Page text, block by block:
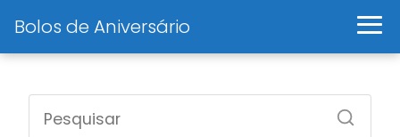
Bolos de Aniversário